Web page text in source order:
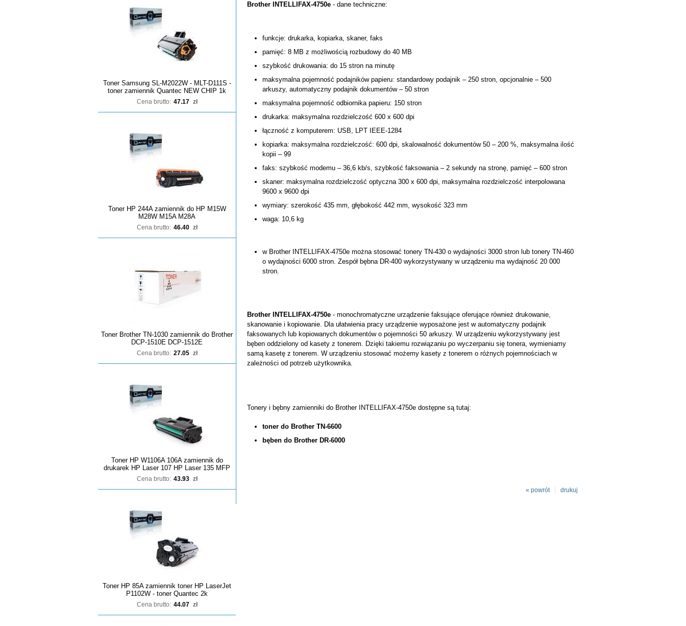
Toner Samsung SL-M2022W - MLT-D111S -
toner zamiennik Quantec NEW CHIP 1k
Cena brutto: 47.17 zł
Toner HP 244A zamiennik do HP M15W
M28W M15A M28A
Cena brutto: 46.40 zł
Toner Brother TN-1030 zamiennik do Brother
DCP-1510E DCP-1512E
Cena brutto: 27.05 zł
Toner HP W1106A 106A zamiennik do
drukarek HP Laser 107 HP Laser 135 MFP
Cena brutto: 43.93 zł
Toner HP 85A zamiennik toner HP LaserJet
P1102W - toner Quantec 2k
Cena brutto: 44.07 zł
Brother INTELLIFAX-4750e - dane techniczne:
funkcje: drukarka, kopiarka, skaner, faks
pamięć: 8 MB z możliwością rozbudowy do 40 MB
szybkość drukowania: do 15 stron na minutę
maksymalna pojemność podajników papieru: standardowy podajnik – 250 stron, opcjonalnie – 500
arkuszy, automatyczny podajnik dokumentów – 50 stron
maksymalna pojemność odbiornika papieru: 150 stron
drukarka: maksymalna rozdzielczość 600 x 600 dpi
łączność z komputerem: USB, LPT IEEE-1284
kopiarka: maksymalna rozdzielczość: 600 dpi, skalowalność dokumentów 50 – 200 %, maksymalna ilość
kopii – 99
faks: szybkość modemu – 36,6 kb/s, szybkość faksowania – 2 sekundy na stronę, pamięć – 600 stron
skaner: maksymalna rozdzielczość optyczna 300 x 600 dpi, maksymalna rozdzielczość interpolowana
9600 x 9600 dpi
wymiary: szerokość 435 mm, głębokość 442 mm, wysokość 323 mm
waga: 10,6 kg
w Brother INTELLIFAX-4750e można stosować tonery TN-430 o wydajności 3000 stron lub tonery TN-460
o wydajności 6000 stron. Zespół bębna DR-400 wykorzystywany w urządzeniu ma wydajność 20 000
stron.
Brother INTELLIFAX-4750e - monochromatyczne urządzenie faksujące oferujące również drukowanie,
skanowanie i kopiowanie. Dla ułatwienia pracy urządzenie wyposażone jest w automatyczny podajnik
faksowanych lub kopiowanych dokumentów o pojemności 50 arkuszy. W urządzeniu wykorzystywany jest
bęben oddzielony od kasety z tonerem. Dzięki takiemu rozwiązaniu po wyczerpaniu się tonera, wymieniamy
samą kasetę z tonerem. W urządzeniu stosować możemy kasety z tonerem o różnych pojemnościach w
zależności od potrzeb użytkownika.
Tonery i bębny zamienniki do Brother INTELLIFAX-4750e dostępne są tutaj:
toner do Brother TN-6600
bęben do Brother DR-6000
drukuj
« powrót